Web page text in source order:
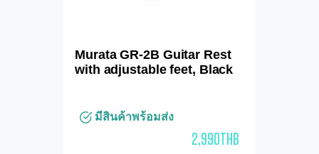
Murata GR-2B Guitar Rest
with adjustable feet, Black
มีสินค้าพร้อมส่ง
2,990THB